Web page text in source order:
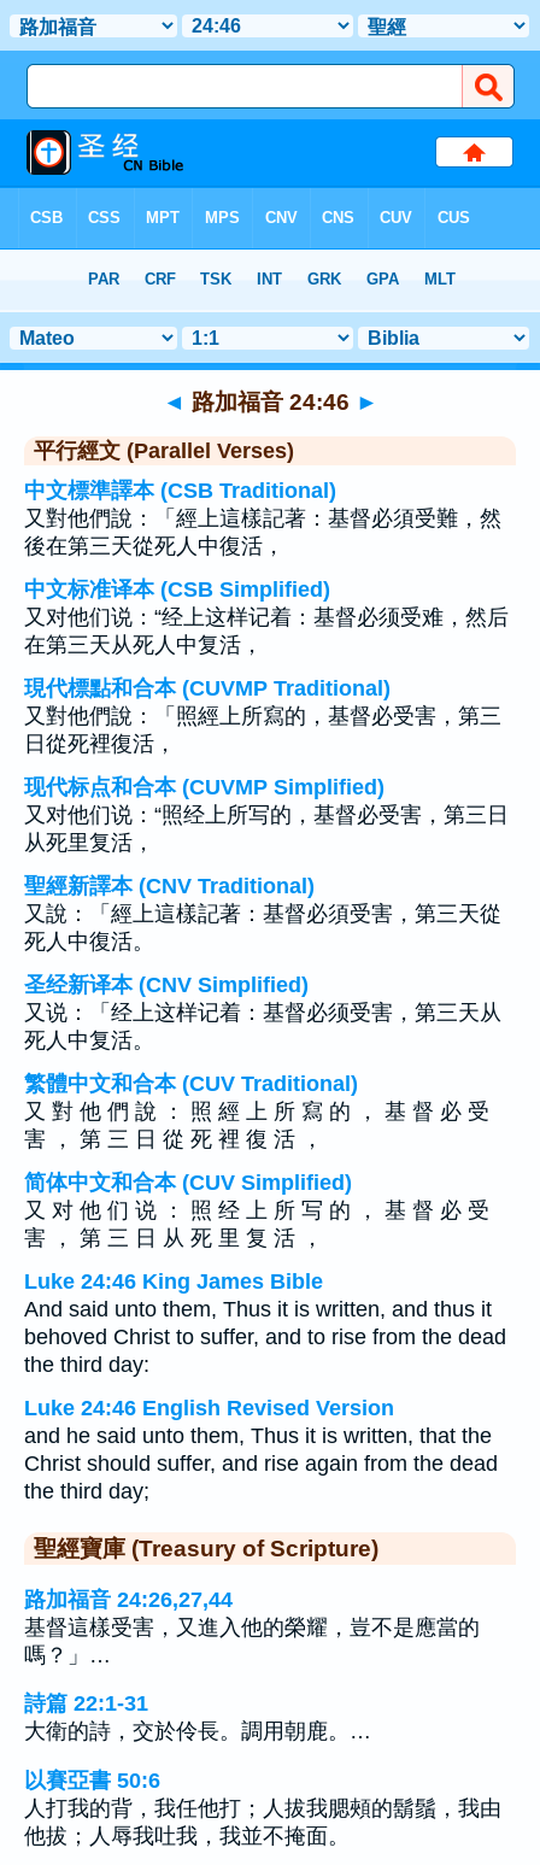
章 24> 聖經金句 46
◄ 路加福音 24:46 ►
平行經文 (Parallel Verses)
中文標準譯本 (CSB Traditional)
又對他們說：「經上這樣記著：基督必須受難，然
後在第三天從死人中復活，
中文标准译本 (CSB Simplified)
又对他们说：“经上这样记着：基督必须受难，然后
在第三天从死人中复活，
現代標點和合本 (CUVMP Traditional)
又對他們說：「照經上所寫的，基督必受害，第三
日從死裡復活，
现代标点和合本 (CUVMP Simplified)
又对他们说：“照经上所写的，基督必受害，第三日
从死里复活，
聖經新譯本 (CNV Traditional)
又說：「經上這樣記著：基督必須受害，第三天從
死人中復活。
圣经新译本 (CNV Simplified)
又说：「经上这样记着：基督必须受害，第三天从
死人中复活。
繁體中文和合本 (CUV Traditional)
又 對 他 們 說 ： 照 經 上 所 寫 的 ， 基 督 必 受
害 ， 第 三 日 從 死 裡 復 活 ，
简体中文和合本 (CUV Simplified)
又 对 他 们 说 ： 照 经 上 所 写 的 ， 基 督 必 受
害 ， 第 三 日 从 死 里 复 活 ，
Luke 24:46 King James Bible
And said unto them, Thus it is written, and thus it
behoved Christ to suffer, and to rise from the dead
the third day:
Luke 24:46 English Revised Version
and he said unto them, Thus it is written, that the
Christ should suffer, and rise again from the dead
the third day;
聖經寶庫 (Treasury of Scripture)
路加福音 24:26,27,44
基督這樣受害，又進入他的榮耀，豈不是應當的
嗎？」…
詩篇 22:1-31
大衛的詩，交於伶長。調用朝鹿。…
以賽亞書 50:6
人打我的背，我任他打；人拔我腮頰的鬍鬚，我由
他拔；人辱我吐我，我並不掩面。